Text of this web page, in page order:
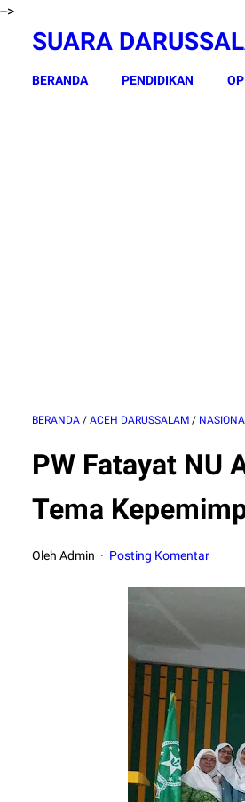
-->
SUARA
BERANDA PENDIDIKAN
BERANDA / ACEH DARUSSALAM /
PW Fatayat NU
Tema
Oleh Admin Posting Komentar